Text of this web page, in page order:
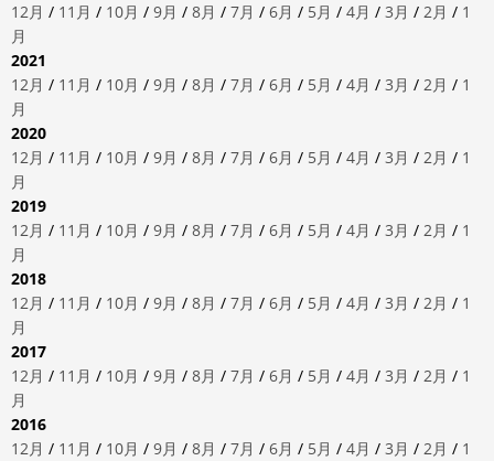
12月 / 11月 / 10月 / 9月 / 8月 / 7月 / 6月 / 5月 / 4月 / 3月 / 2月 / 1
月
2021
12月 / 11月 / 10月 / 9月 / 8月 / 7月 / 6月 / 5月 / 4月 / 3月 / 2月 / 1
月
2020
12月 / 11月 / 10月 / 9月 / 8月 / 7月 / 6月 / 5月 / 4月 / 3月 / 2月 / 1
月
2019
12月 / 11月 / 10月 / 9月 / 8月 / 7月 / 6月 / 5月 / 4月 / 3月 / 2月 / 1
月
2018
12月 / 11月 / 10月 / 9月 / 8月 / 7月 / 6月 / 5月 / 4月 / 3月 / 2月 / 1
月
2017
12月 / 11月 / 10月 / 9月 / 8月 / 7月 / 6月 / 5月 / 4月 / 3月 / 2月 / 1
月
2016
12月 / 11月 / 10月 / 9月 / 8月 / 7月 / 6月 / 5月 / 4月 / 3月 / 2月 / 1